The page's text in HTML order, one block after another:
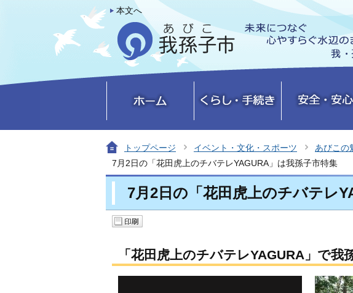
本文へ
トップページ イベント・文化・スポーツ あびこの
7月2日の「花田虎上のチバテレYAGURA」は我孫子市特集
7月2日の「花田虎上のチバテレ
「花田虎上のチバテレYAGURA」で我